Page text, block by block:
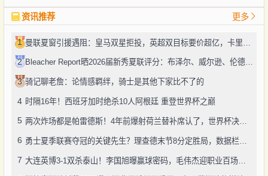
资讯推荐 更多
1
2 Bleacher Report晒2026届新秀夏联评分：布泽尔、威尔逊、伦德博格摘A
3 骑记聊老詹：论情感羁绊，骑士是其他下家比不了的
4 时隔16年！西班牙加时绝杀10人阿根廷 重登世界杯之巅
5 两次炸场都是帕雷德斯！4年前爆射荷兰替补席认了，世界杯决赛再演冲突
6
7 大连英博3-1双杀泰山！李国旭曝赢球密码，毛伟杰迎职业百场里程碑